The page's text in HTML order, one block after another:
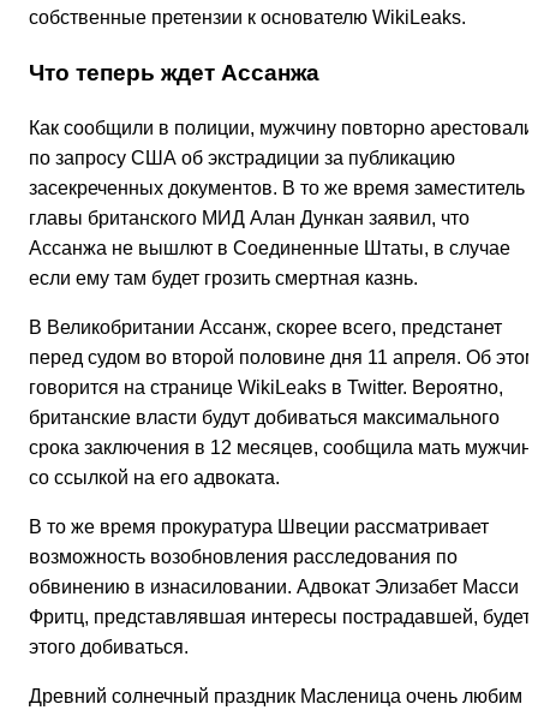
собственные претензии к основателю WikiLeaks.
Что теперь ждет Ассанжа
Как сообщили в полиции, мужчину повторно арестовали
по запросу США об экстрадиции за публикацию
засекреченных документов. В то же время заместитель
главы британского МИД Алан Дункан заявил, что
Ассанжа не вышлют в Соединенные Штаты, в случае
если ему там будет грозить смертная казнь.
В Великобритании Ассанж, скорее всего, предстанет
перед судом во второй половине дня 11 апреля. Об этом
говорится на странице WikiLeaks в Twitter. Вероятно,
британские власти будут добиваться максимального
срока заключения в 12 месяцев, сообщила мать
со ссылкой на его адвоката.
В то же время прокуратура Швеции рассматривает
возможность возобновления расследования по
обвинению в изнасиловании. Адвокат Элизабет Масси
Фритц, представлявшая интересы пострадавшей, будет
этого добиваться.
Древний солнечный праздник Масленица очень любим в